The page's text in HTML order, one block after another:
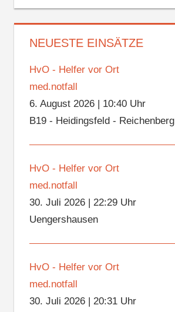
NEUESTE EINSÄTZE
HvO - Helfer vor Ort
med.notfall
6. August 2026| 10:40 Uhr
B19 - Heidingsfeld - Reichenberg
HvO - Helfer vor Ort
med.notfall
30. Juli 2026| 22:29 Uhr
Uengershausen
HvO - Helfer vor Ort
med.notfall
30. Juli 2026| 20:31 Uhr